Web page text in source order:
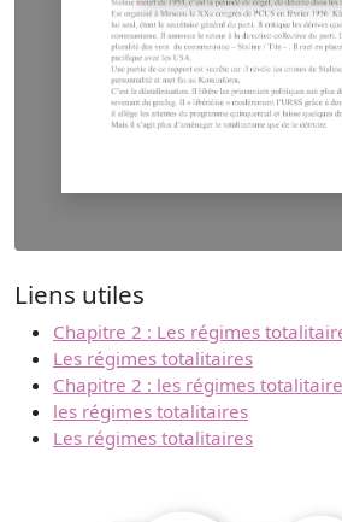
Liens utiles
Chapitre 2 : Les régimes
Les régimes totalitaires
Chapitre 2 : les régimes
les régimes totalitaires
Les régimes totalitaires